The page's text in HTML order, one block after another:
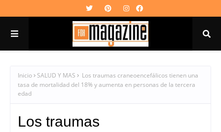
Inicio SALUD Y MAS
Los traumas craneoencefálicos tienen una
tasa de mortalidad del 18% y aumenta en personas de la tercera
edad
Los traumas